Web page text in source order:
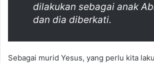
dilakukan sebagai anak
dan dia diberkati.
Sebagai murid Yesus, yang perlu kita